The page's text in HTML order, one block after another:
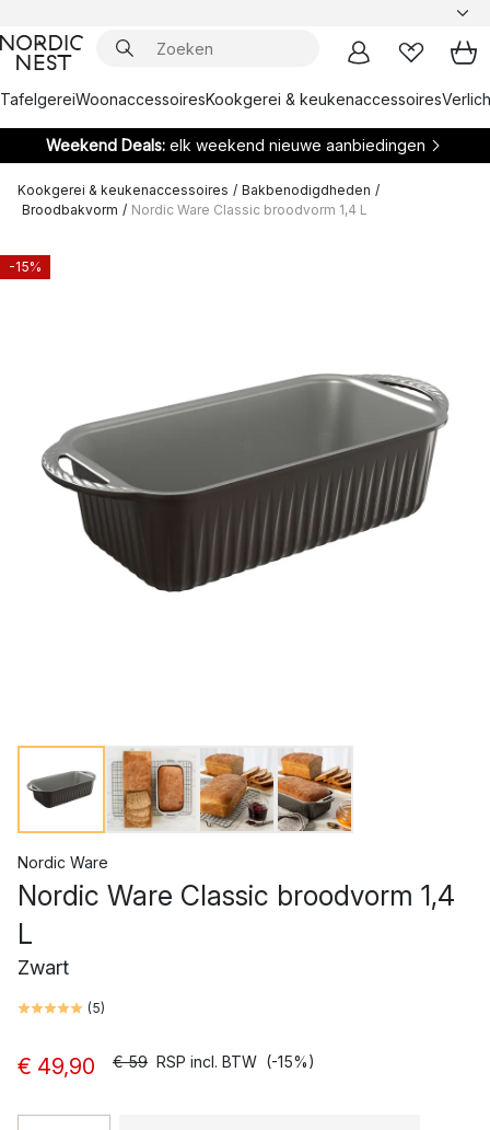
TafelgereiWoonaccessoiresKookgerei & keukenaccessoires
Weekend Deals: elk weekend nieuwe aanbiedingen
Kookgerei & keukenaccessoires / Bakbenodigdheden /
Broodbakvorm / Nordic Ware Classic broodvorm 1,4 L
-15%
Nordic Ware
Nordic Ware Classic broodvorm 1,4
L
Zwart
(5)
€ 49,90 € 59 RSP incl. BTW (-15%)